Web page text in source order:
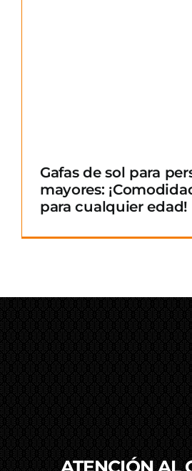
Gafas de sol para
mayores:
para cualquier edad!